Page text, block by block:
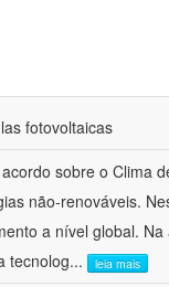
fotovoltaicas
sobre o Clima
não-renováveis.
a nível global.
tecnolog... leia mais